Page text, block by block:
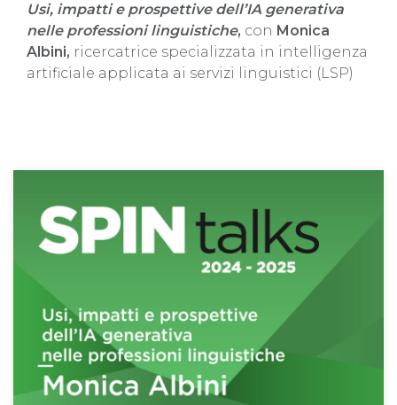
Usi, impatti e prospettive dell’IA generativa
nelle professioni linguistiche, con Monica
Albini, ricercatrice specializzata in intelligenza
artificiale applicata ai servizi linguistici (LSP)